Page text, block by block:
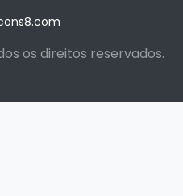
os direitos reservados.